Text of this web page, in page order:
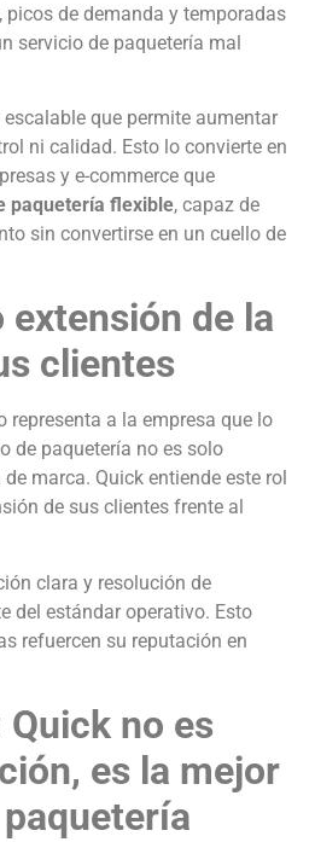
picos de demanda y temporadas
servicio de paquetería mal
que permite aumentar
ni calidad. Esto lo convierte en
y e-commerce que
paquetería flexible, capaz de
sin convertirse en un cuello de
extensión de la
clientes
representa a la empresa que lo
de paquetería no es solo
marca. Quick entiende este rol
de sus clientes frente al
clara y resolución de
del estándar operativo. Esto
refuercen su reputación en
no es
es la mejor